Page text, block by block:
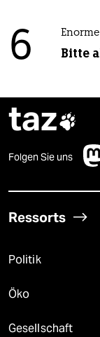
6 Bitte
taz
Folgen Sie uns
Ressorts
Politik
Öko
Gesellschaft